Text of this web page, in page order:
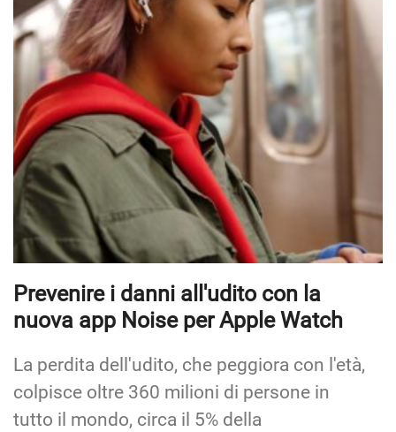
Prevenire i danni all'udito con la
nuova app Noise per Apple Watch
La perdita dell'udito, che peggiora con l'età,
colpisce oltre 360 milioni di persone in
tutto il mondo, circa il 5% della